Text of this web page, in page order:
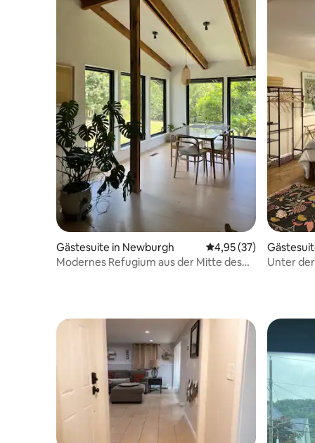
Gästesuite in Newburgh Durchschnittliche
4,95 (37)
Modernes Refugium aus der Mitte des
Unter der Rinde: